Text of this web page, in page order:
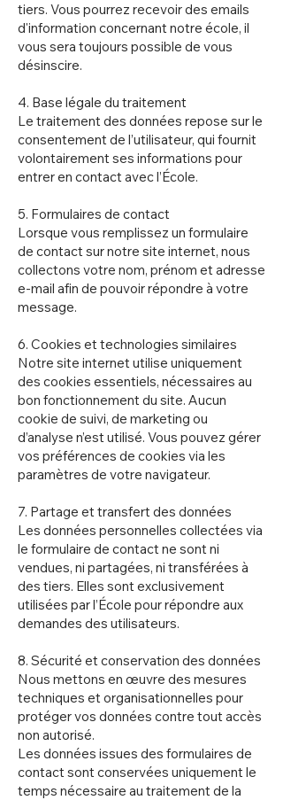
tiers. Vous pourrez recevoir des emails
d'information concernant notre école, il
vous sera toujours possible de vous
désinscire.
4. Base légale du traitement
Le traitement des données repose sur le
consentement de l’utilisateur, qui fournit
volontairement ses informations pour
entrer en contact avec l’École.
5. Formulaires de contact
Lorsque vous remplissez un formulaire
de contact sur notre site internet, nous
collectons votre nom, prénom et adresse
e-mail afin de pouvoir répondre à votre
message.
6. Cookies et technologies similaires
Notre site internet utilise uniquement
des cookies essentiels, nécessaires au
bon fonctionnement du site. Aucun
cookie de suivi, de marketing ou
d’analyse n’est utilisé. Vous pouvez gérer
vos préférences de cookies via les
paramètres de votre navigateur.
7. Partage et transfert des données
Les données personnelles collectées via
le formulaire de contact ne sont ni
vendues, ni partagées, ni transférées à
des tiers. Elles sont exclusivement
utilisées par l’École pour répondre aux
demandes des utilisateurs.
8. Sécurité et conservation des données
Nous mettons en œuvre des mesures
techniques et organisationnelles pour
protéger vos données contre tout accès
non autorisé.
Les données issues des formulaires de
contact sont conservées uniquement le
temps nécessaire au traitement de la